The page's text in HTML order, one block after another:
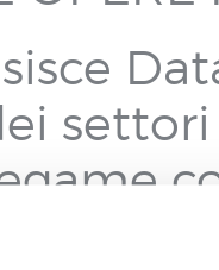
– Deda Next,